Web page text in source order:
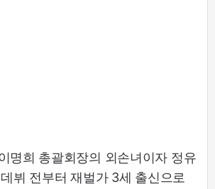
명희 총괄회장의 외손녀이자 정유
뷔 전부터 재벌가 3세 출신으로